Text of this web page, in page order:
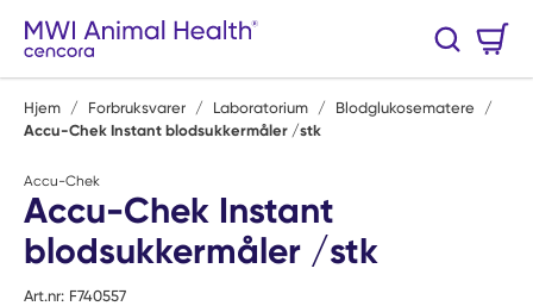
Hopp til hovedinnhold
Søk
Hjem / Forbruksvarer / Laboratorium / Blodglukosematere
/
Accu-Chek Instant blodsukkermåler /stk
Accu-Chek
Accu-Chek Instant
blodsukkermåler /stk
Art.nr: F740557